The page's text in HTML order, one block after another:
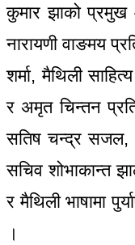
कुमार झाको प्रमुख
नारायणी वाङमय
शर्मा, मैथिली
र अमृत चिन्तन
सतिष चन्द्र सजल,
सचिव शोभाकान्त
र मैथिली भाषामा
।